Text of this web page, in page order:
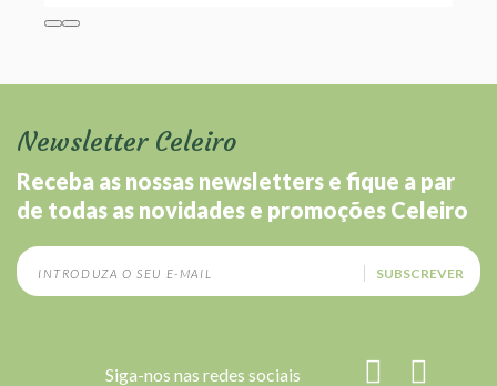
Newsletter Celeiro
Receba as nossas newsletters e fique a par
de todas as novidades e promoções Celeiro
SUBSCREVER
Siga-nos nas redes sociais